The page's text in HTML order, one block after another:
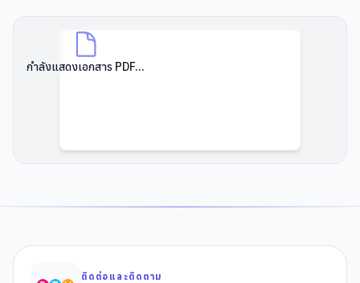
กำลังแสดงเอกสาร PDF...
ติดต่อและติดตาม